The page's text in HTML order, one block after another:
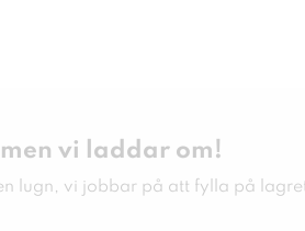
vi laddar om!
lugn, vi jobbar på att fylla på